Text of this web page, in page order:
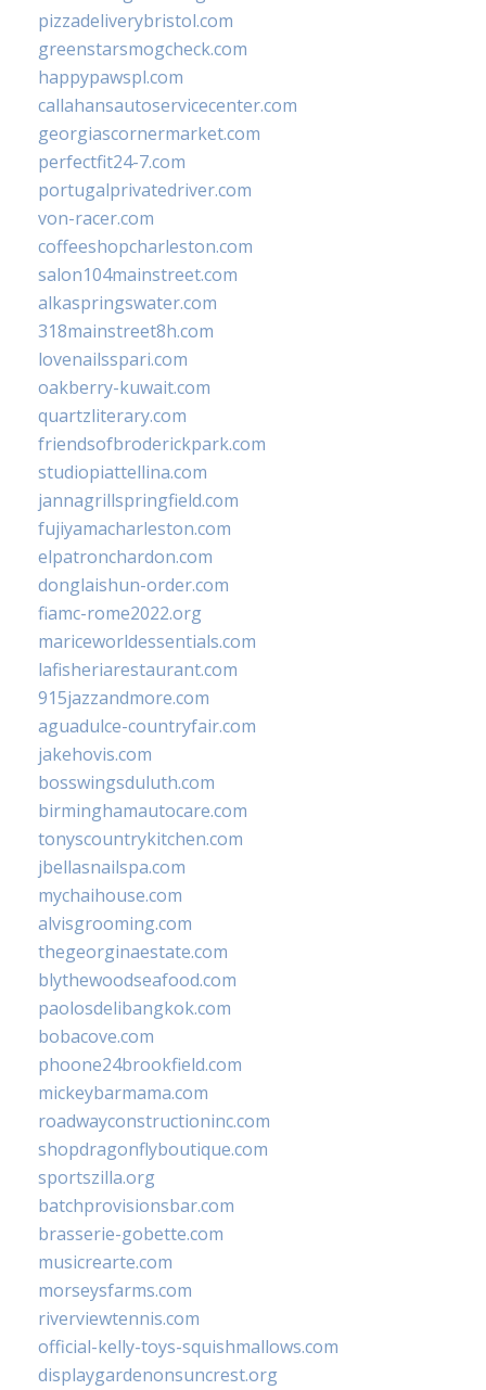
pizzadeliverybristol.com
greenstarsmogcheck.com
happypawspl.com
callahansautoservicecenter.com
georgiascornermarket.com
perfectfit24-7.com
portugalprivatedriver.com
von-racer.com
coffeeshopcharleston.com
salon104mainstreet.com
alkaspringswater.com
318mainstreet8h.com
lovenailsspari.com
oakberry-kuwait.com
quartzliterary.com
friendsofbroderickpark.com
studiopiattellina.com
jannagrillspringfield.com
fujiyamacharleston.com
elpatronchardon.com
donglaishun-order.com
fiamc-rome2022.org
mariceworldessentials.com
lafisheriarestaurant.com
915jazzandmore.com
aguadulce-countryfair.com
jakehovis.com
bosswingsduluth.com
birminghamautocare.com
tonyscountrykitchen.com
jbellasnailspa.com
mychaihouse.com
alvisgrooming.com
thegeorginaestate.com
blythewoodseafood.com
paolosdelibangkok.com
bobacove.com
phoone24brookfield.com
mickeybarmama.com
roadwayconstructioninc.com
shopdragonflyboutique.com
sportszilla.org
batchprovisionsbar.com
brasserie-gobette.com
musicrearte.com
morseysfarms.com
riverviewtennis.com
official-kelly-toys-squishmallows.com
displaygardenonsuncrest.org